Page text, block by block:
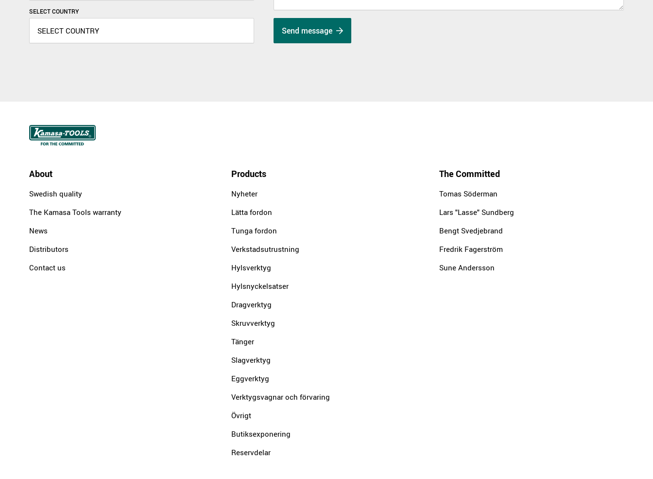
SELECT COUNTRY
Send message
About
Swedish quality
The Kamasa Tools warranty
News
Distributors
Contact us
Products
Nyheter
Lätta fordon
Tunga fordon
Verkstadsutrustning
Hylsverktyg
Hylsnyckelsatser
Dragverktyg
Skruvverktyg
Tänger
Slagverktyg
Eggverktyg
Verktygsvagnar och förvaring
Övrigt
Butiksexponering
Reservdelar
The Committed
Tomas Söderman
Lars "Lasse" Sundberg
Bengt Svedjebrand
Fredrik Fagerström
Sune Andersson